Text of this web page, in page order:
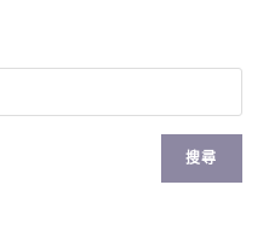
搜尋